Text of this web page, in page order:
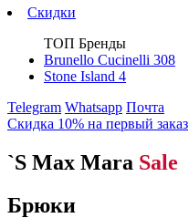
Скидки
ТОП Бренды
Brunello Cucinelli 308
Stone Island 4
Telegram Whatsapp Почта
Скидка 10% на первый заказ
`S Max Mara Sale
Брюки